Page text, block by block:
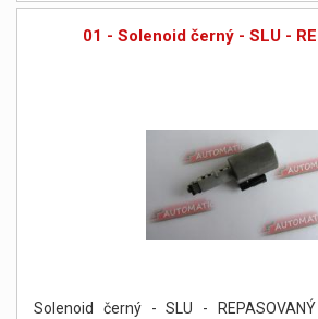
01 - Solenoid černý - SLU -
Solenoid černý - SLU -